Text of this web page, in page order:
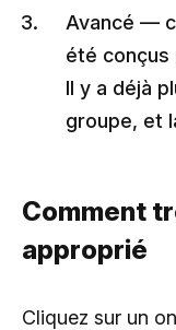
Avancé —
été conçus
Il y a déjà
groupe, et
Comment
approprié
Cliquez sur un